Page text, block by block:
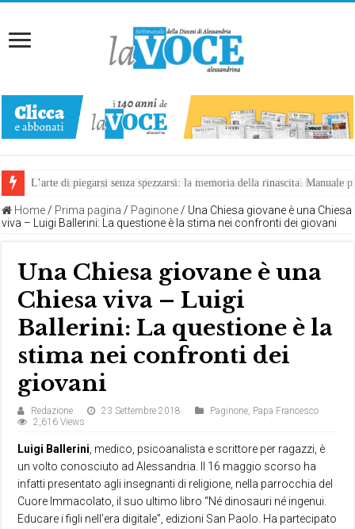
Chi bisogna ringraziare? E perché?- L’editoriale di Andrea Antonuccio
L’arte di piegarsi senza spezzarsi: la memoria della rinascita.
Home / Prima pagina / Paginone / Una Chiesa giovane è una Chiesa
viva – Luigi Ballerini: La questione è la stima nei confronti dei giovani
Una Chiesa giovane è una
Chiesa viva – Luigi
Ballerini: La questione è la
stima nei confronti dei
giovani
Redazione 23 Settembre 2018 Paginone, Papa Francesco
2,616 Views
Luigi Ballerini , medico, psicoanalista e scrittore per ragazzi, è
un volto conosciuto ad Alessandria. Il 16 maggio scorso ha
infatti presentato agli insegnanti di religione, nella parrocchia del
Cuore Immacolato, il suo ultimo libro “Né dinosauri né ingenui.
Educare i figli nell’era digitale”, edizioni San Paolo. Ha partecipato